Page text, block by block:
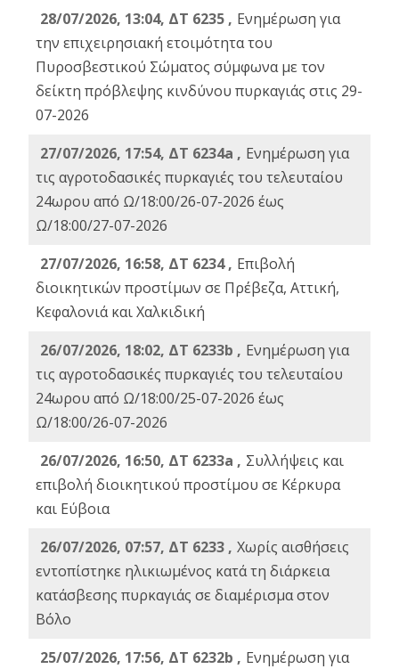
28/07/2026, 13:04, ΔΤ 6235 , Ενημέρωση για
την επιχειρησιακή ετοιμότητα του
Πυροσβεστικού Σώματος σύμφωνα με τον
δείκτη πρόβλεψης κινδύνου πυρκαγιάς στις 29-
07-2026
27/07/2026, 17:54, ΔΤ 6234a , Ενημέρωση για
τις αγροτοδασικές πυρκαγιές του τελευταίου
24ωρου από Ω/18:00/26-07-2026 έως
Ω/18:00/27-07-2026
27/07/2026, 16:58, ΔΤ 6234 , Eπιβολή
διοικητικών προστίμων σε Πρέβεζα, Αττική,
Κεφαλονιά και Χαλκιδική
26/07/2026, 18:02, ΔΤ 6233b , Ενημέρωση για
τις αγροτοδασικές πυρκαγιές του τελευταίου
24ωρου από Ω/18:00/25-07-2026 έως
Ω/18:00/26-07-2026
26/07/2026, 16:50, ΔΤ 6233a , Συλλήψεις και
επιβολή διοικητικού προστίμου σε Κέρκυρα
και Εύβοια
26/07/2026, 07:57, ΔΤ 6233 , Χωρίς αισθήσεις
εντοπίστηκε ηλικιωμένος κατά τη διάρκεια
κατάσβεσης πυρκαγιάς σε διαμέρισμα στον
Βόλο
25/07/2026, 17:56, ΔΤ 6232b , Ενημέρωση για